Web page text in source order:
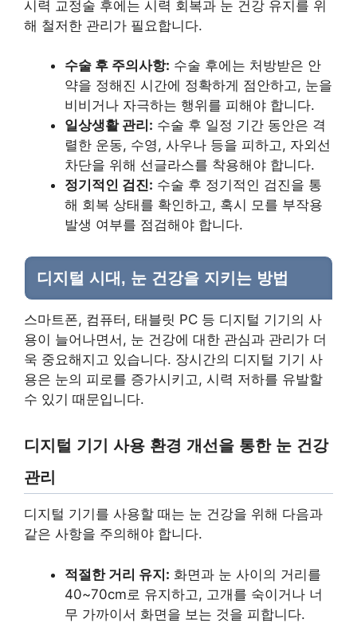
시력 교정술 후에는 시력 회복과 눈 건강 유지를 위
해 철저한 관리가 필요합니다.
수술 후 주의사항: 수술 후에는 처방받은 안
약을 정해진 시간에 정확하게 점안하고, 눈을
비비거나 자극하는 행위를 피해야 합니다.
일상생활 관리: 수술 후 일정 기간 동안은 격
렬한 운동, 수영, 사우나 등을 피하고, 자외선
차단을 위해 선글라스를 착용해야 합니다.
정기적인 검진: 수술 후 정기적인 검진을 통
해 회복 상태를 확인하고, 혹시 모를 부작용
발생 여부를 점검해야 합니다.
디지털 시대, 눈 건강을 지키는 방법
스마트폰, 컴퓨터, 태블릿 PC 등 디지털 기기의 사
용이 늘어나면서, 눈 건강에 대한 관심과 관리가 더
욱 중요해지고 있습니다. 장시간의 디지털 기기 사
용은 눈의 피로를 증가시키고, 시력 저하를 유발할
수 있기 때문입니다.
디지털 기기 사용 환경 개선을 통한 눈 건강
관리
디지털 기기를 사용할 때는 눈 건강을 위해 다음과
같은 사항을 주의해야 합니다.
적절한 거리 유지: 화면과 눈 사이의 거리를
40~70cm로 유지하고, 고개를 숙이거나 너
무 가까이서 화면을 보는 것을 피합니다.